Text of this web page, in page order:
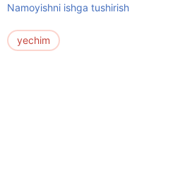
Namoyishni ishga tushirish
yechim